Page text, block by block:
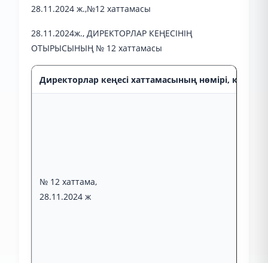
28.11.2024 ж.,№12 хаттамасы
28.11.2024ж., ДИРЕКТОРЛАР КЕҢЕСІНІҢ
ОТЫРЫСЫНЫҢ № 12 хаттамасы
Директорлар кеңесі хаттамасының нөмірі, күні,
№ 12 хаттама,
28.11.2024 ж